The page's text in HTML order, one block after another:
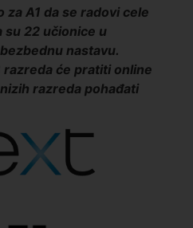
za A1 da se radovi cele
su 22 učionice u
nastavu.
će pratiti online
razreda pohađati